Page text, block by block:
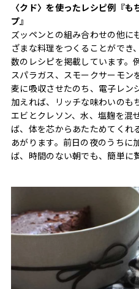
〈クド〉を使ったレシピ例『
プ』
ズッペンとの組み合わせの他に
ざまな料理をつくることができ
数のレシピを掲載しています。
スパラガス、スモークサーモン
麦に吸収させたのち、電子レン
加えれば、リッチな味わいのも
エビとクレソン、水、塩麹を混
ば、体を芯からあたためてくれ
あがります。前日の夜のうちに
ば、時間のない朝でも、簡単に